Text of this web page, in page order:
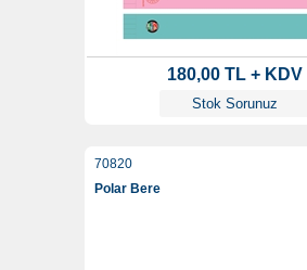
180,00 TL + KDV
Stok Sorunuz
70820
Polar Bere